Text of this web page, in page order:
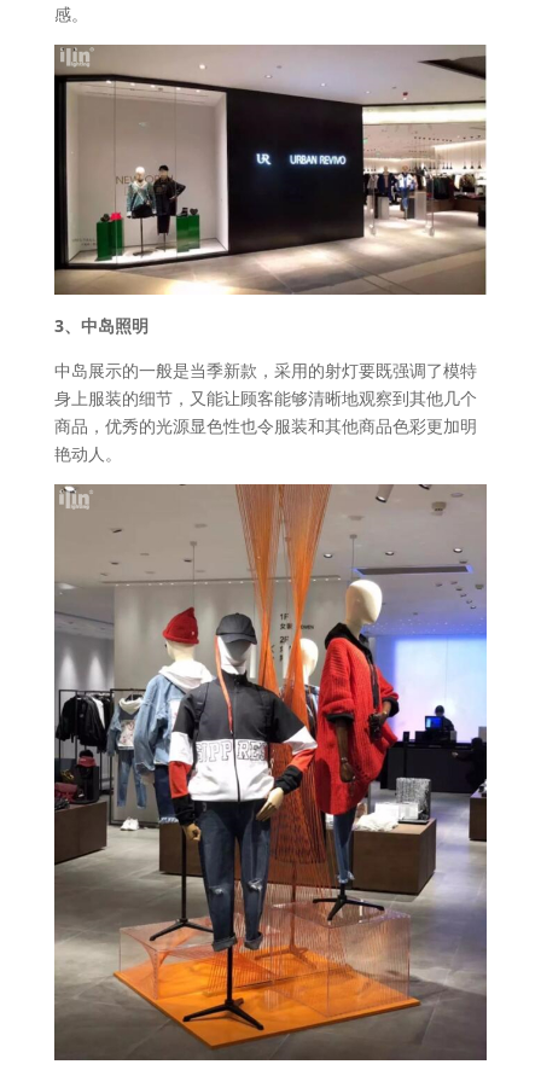
感。
3、中岛照明
中岛展示的一般是当季新款，采用的射灯要既强调了模特
身上服装的细节，又能让顾客能够清晰地观察到其他几个
商品，优秀的光源显色性也令服装和其他商品色彩更加明
艳动人。